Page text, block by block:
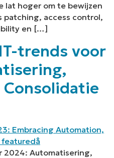
lat hoger om te bewijzen
patching, access control,
en […]
trends voor
2024: Automatisering,